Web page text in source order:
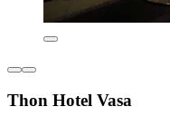
Thon Hotel Vasa